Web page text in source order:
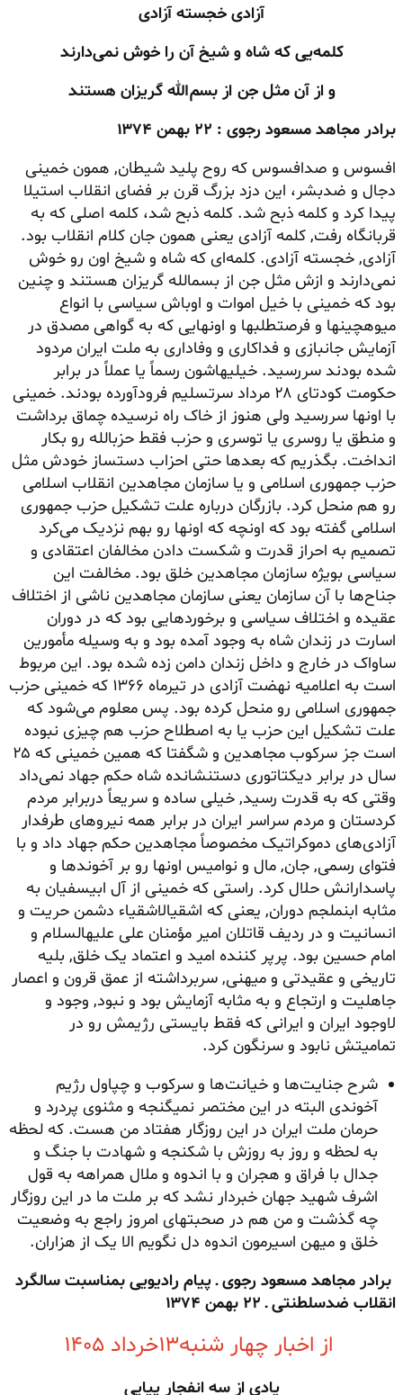
آزادی خجسته آزادی
کلمه‌یی که شاه و شیخ آن را خوش نمی‌دارند
و از آن مثل جن از بسم‌الله گریزان هستند
برادر مجاهد مسعود رجوی : ۲۲ بهمن ۱۳۷۴
افسوس و صدافسوس که روح پلید شیطان, همون خمینی
دجال و ضدبشر، این دزد بزرگ قرن بر فضای انقلاب استیلا
پیدا کرد و کلمه ذبح شد. کلمه ذبح شد، کلمه اصلی که به
قربانگاه رفت, کلمه آزادی یعنی همون جان کلام انقلاب بود.
آزادی, خجسته آزادی. کلمه‌ای که شاه و شیخ اون رو خوش
نمی‌دارند و ازش مثل جن از بسمالله گریزان هستند و چنین
بود که خمینی با خیل اموات و اوباش سیاسی با انواع
میوهچینها و فرصتطلبها و اونهایی که به گواهی مصدق در
آزمایش جانبازی و فداکاری و وفاداری به ملت ایران مردود
شده بودند سررسید. خیلیهاشون رسماً یا عملاً در برابر
حکومت کودتای ۲۸ مرداد سرتسلیم فرودآورده بودند. خمینی
با اونها سررسید ولی هنوز از خاک راه نرسیده چماق برداشت
و منطق یا روسری یا توسری و حزب فقط حزبالله رو بکار
انداخت. بگذریم که بعدها حتی احزاب دستساز خودش مثل
حزب جمهوری اسلامی و یا سازمان مجاهدین انقلاب اسلامی
رو هم منحل کرد. بازرگان درباره علت تشکیل حزب جمهوری
اسلامی گفته بود که اونچه که اونها رو بهم نزدیک می‌کرد
تصمیم به احراز قدرت و شکست دادن مخالفان اعتقادی و
سیاسی بویژه سازمان مجاهدین خلق بود. مخالفت این
جناح‌ها با آن سازمان یعنی سازمان مجاهدین ناشی از اختلاف
عقیده و اختلاف سیاسی و برخوردهایی بود که در دوران
اسارت در زندان شاه به وجود آمده بود و به وسیله مأمورین
ساواک در خارج و داخل زندان دامن زده شده بود. این مربوط
است به اعلامیه نهضت آزادی در تیرماه ۱۳۶۶ که خمینی حزب
جمهوری اسلامی رو منحل کرده بود. پس معلوم می‌شود که
علت تشکیل این حزب یا به اصطلاح حزب هم چیزی نبوده
است جز سرکوب مجاهدین و شگفتا که همین خمینی که ۲۵
سال در برابر دیکتاتوری دستنشانده شاه حکم جهاد نمی‌داد
وقتی که به قدرت رسید, خیلی ساده و سریعاً دربرابر مردم
کردستان و مردم سراسر ایران در برابر همه نیروهای طرفدار
آزادی‌های دموکراتیک مخصوصاً مجاهدین حکم جهاد داد و با
فتوای رسمی, جان, مال و نوامیس اونها رو بر آخوندها و
پاسدارانش حلال کرد. راستی که خمینی از آل ابیسفیان به
مثابه ابنملجم دوران, یعنی که اشقیالاشقیاء دشمن حریت و
انسانیت و در ردیف قاتلان امیر مؤمنان علی علیهالسلام و
امام حسین بود. پرپر کننده امید و اعتماد یک خلق, بلیه
تاریخی و عقیدتی و میهنی, سربرداشته از عمق قرون و اعصار
جاهلیت و ارتجاع و به مثابه آزمایش بود و نبود, وجود و
لاوجود ایران و ایرانی که فقط بایستی رژیمش رو در
تمامیتش نابود و سرنگون کرد.
شرح جنایت‌ها و خیانت‌ها و سرکوب و چپاول رژیم
آخوندی البته در این مختصر نمیگنجه و مثنوی پردرد و
حرمان ملت ایران در این روزگار هفتاد من هست. که لحظه
به لحظه و روز به روزش با شکنجه و شهادت با جنگ و
جدال با فراق و هجران و با اندوه و ملال همراهه به قول
اشرف شهید جهان خبردار نشد که بر ملت ما در این روزگار
چه گذشت و من هم در صحبتهای امروز راجع به وضعیت
خلق و میهن اسیرمون اندوه دل نگویم الا یک از هزاران.
برادر مجاهد مسعود رجوی ـ پیام رادیویی بمناسبت سالگرد
انقلاب ضدسلطنتی ـ ۲۲ بهمن ۱۳۷۴
از اخبار چهار شنبه۱۳خرداد ۱۴۰۵
یادی از سه انفجار پیاپی